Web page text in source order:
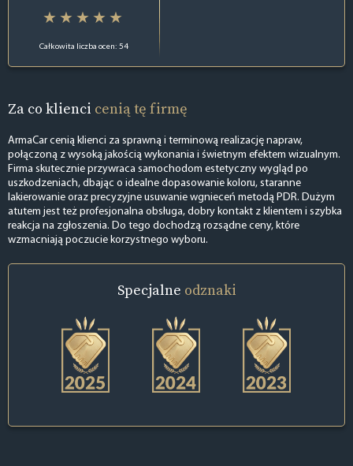
Całkowita liczba ocen: 54
Za co klienci cenią tę firmę
ArmaCar cenią klienci za sprawną i terminową realizację napraw,
połączoną z wysoką jakością wykonania i świetnym efektem wizualnym.
Firma skutecznie przywraca samochodom estetyczny wygląd po
uszkodzeniach, dbając o idealne dopasowanie koloru, staranne
lakierowanie oraz precyzyjne usuwanie wgnieceń metodą PDR. Dużym
atutem jest też profesjonalna obsługa, dobry kontakt z klientem i szybka
reakcja na zgłoszenia. Do tego dochodzą rozsądne ceny, które
wzmacniają poczucie korzystnego wyboru.
Specjalne odznaki